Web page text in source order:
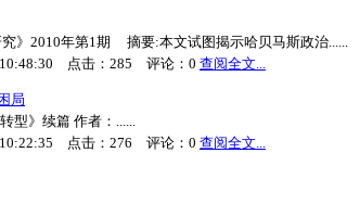
》2010年第1期 摘要:本文试图揭示哈贝马斯政治......
点击： 285 评论： 0 查阅全文...
局
》续篇 作者：......
点击： 276 评论： 0 查阅全文...